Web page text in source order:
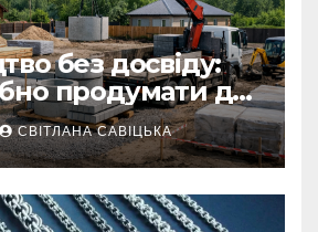
без досвіду:
продумати до
на
СВІТЛАНА САВІЦЬКА